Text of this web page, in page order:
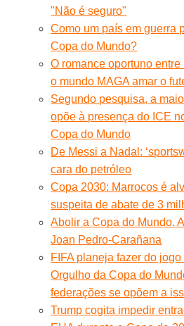
"Não é seguro"
Como um país em guerra
Copa do Mundo?
O romance oportuno
o mundo MAGA amar o
Segundo pesquisa, a
opõe à presença do ICE
Copa do Mundo
De Messi a Nadal:
cara do petróleo
Copa 2030: Marrocos é
suspeita de abate de 3
Abolir a Copa do Mundo.
Joan Pedro-Carañana
FIFA planeja fazer do
Orgulho da Copa do
federações se opõem a
Trump cogita impedir